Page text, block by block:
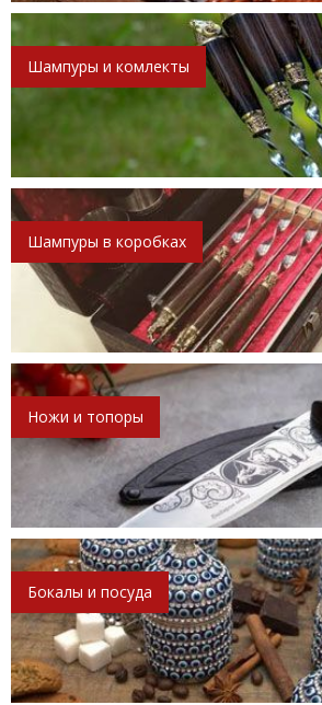
Шампуры и комлекты
Шампуры в коробках
Ножи и топоры
Бокалы и посуда